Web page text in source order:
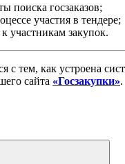
поиска госзаказов;
участия в тендере;
участникам закупок.
с тем, как устроена
сайта «Госзакупки».